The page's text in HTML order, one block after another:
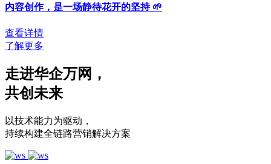
内容创作，是一场静待花开的坚持 🌱
查看详情
了解更多
走进华企万网 ，
共创未来
以技术能力为驱动 ，
持续构建全链路营销解决方案